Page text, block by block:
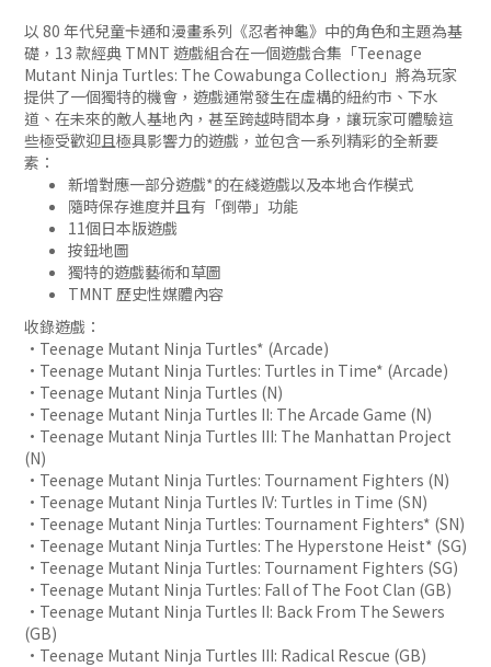
以 80 年代兒童卡通和漫畫系列《忍者神龜》中的角色和主題為基
礎，13 款經典 TMNT 遊戲組合在一個遊戲合集「Teenage
Mutant Ninja Turtles: The Cowabunga Collection」將為玩家
提供了一個獨特的機會，遊戲通常發生在虛構的紐約市、下水
道、在未來的敵人基地內，甚至跨越時間本身，讓玩家可體驗這
些極受歡迎且極具影響力的遊戲，並包含一系列精彩的全新要
素：
新增對應一部分遊戲*的在綫遊戲以及本地合作模式
隨時保存進度并且有「倒帶」功能
11個日本版遊戲
按鈕地圖
獨特的遊戲藝術和草圖
TMNT 歷史性媒體內容
收錄遊戲：
•Teenage Mutant Ninja Turtles* (Arcade)
•Teenage Mutant Ninja Turtles: Turtles in Time* (Arcade)
•Teenage Mutant Ninja Turtles (N)
•Teenage Mutant Ninja Turtles II: The Arcade Game (N)
•Teenage Mutant Ninja Turtles III: The Manhattan Project
(N)
•Teenage Mutant Ninja Turtles: Tournament Fighters (N)
•Teenage Mutant Ninja Turtles IV: Turtles in Time (SN)
•Teenage Mutant Ninja Turtles: Tournament Fighters* (SN)
•Teenage Mutant Ninja Turtles: The Hyperstone Heist* (SG)
•Teenage Mutant Ninja Turtles: Tournament Fighters (SG)
•Teenage Mutant Ninja Turtles: Fall of The Foot Clan (GB)
•Teenage Mutant Ninja Turtles II: Back From The Sewers
(GB)
•Teenage Mutant Ninja Turtles III: Radical Rescue (GB)